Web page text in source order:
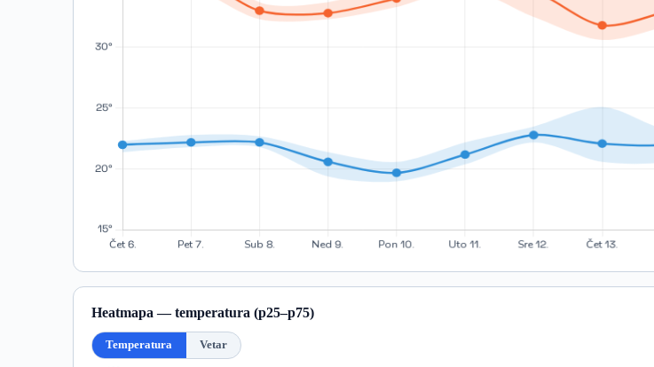
Heatmapa — temperatura (p25–p75)
Temperatura Vetar